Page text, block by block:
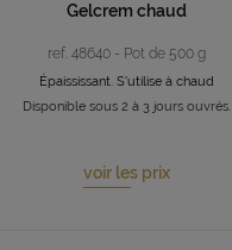
Gelcrem chaud
ref. 48640 - Pot de 500 g
Épaississant. S'utilise à chaud
Disponible sous 2 à 3 jours ouvrés.
voir les prix